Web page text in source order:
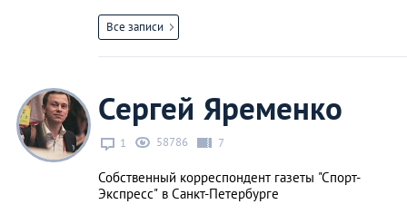
Все записи
Сергей Яременко
1 58786 7
Собственный корреспондент газеты "Спорт-
Экспресс" в Санкт-Петербурге